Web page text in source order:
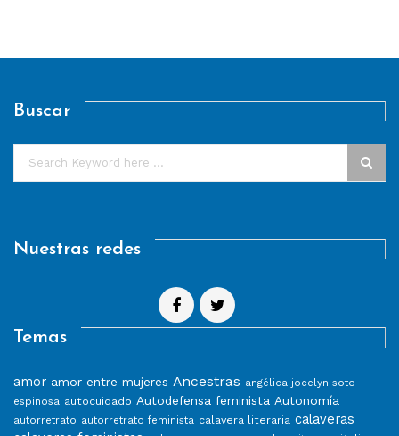
Buscar
Nuestras redes
Temas
amor amor entre mujeres Ancestras angélica jocelyn soto
espinosa autocuidado Autodefensa feminista Autonomía
autorretrato autorretrato feminista calavera literaria calaveras